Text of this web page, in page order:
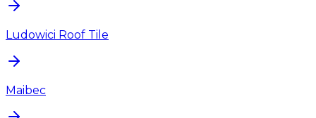
Ludowici Roof Tile
Maibec